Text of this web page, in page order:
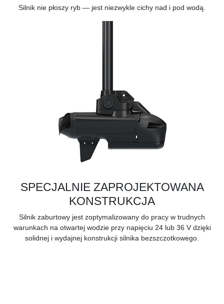
Silnik nie płoszy ryb — jest niezwykle cichy nad i pod wodą.
SPECJALNIE ZAPROJEKTOWANA
KONSTRUKCJA
Silnik zaburtowy jest zoptymalizowany do pracy w trudnych
warunkach na otwartej wodzie przy napięciu 24 lub 36 V dzięki
solidnej i wydajnej konstrukcji silnika bezszczotkowego.